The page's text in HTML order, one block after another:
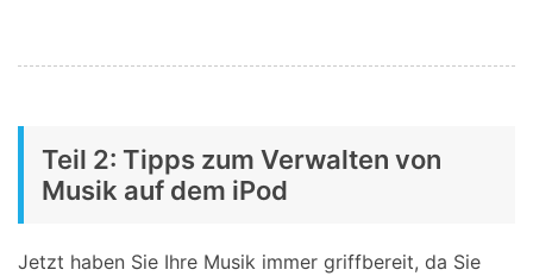
Teil 2: Tipps zum Verwalten von
Musik auf dem iPod
Jetzt haben Sie Ihre Musik immer griffbereit, da Sie